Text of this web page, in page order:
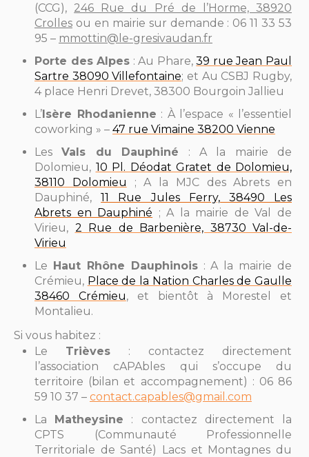
(CCG), 246 Rue du Pré de l’Horme, 38920
Crolles ou en mairie sur demande : 06 11 33 53
95 – mmottin@le-gresivaudan.fr
Porte des Alpes : Au Phare,39 rue Jean Paul
Sartre 38090 Villefontaine; et Au CSBJ Rugby,
4 place Henri Drevet, 38300 Bourgoin Jallieu
L’Isère Rhodanienne : À l’espace « l’essentiel
coworking » – 47 rue Vimaine 38200 Vienne
LesVals du Dauphiné : A la mairie de
Dolomieu, 10 Pl. Déodat Gratet de Dolomieu,
38110 Dolomieu ; A la MJC des Abrets en
Dauphiné,11 Rue Jules Ferry, 38490 Les
Abrets en Dauphiné ; A la mairie de Val de
Virieu, 2 Rue de Barbenière, 38730 Val-de-
Virieu
Le Haut Rhône Dauphinois: A la mairie de
Crémieu, Place de la Nation Charles de Gaulle
38460 Crémieu, et bientôt à Morestel et
Montalieu.
Si vous habitez :
Le Trièves : contactez directement
l’association cAPAbles qui s’occupe du
territoire (bilan et accompagnement) : 06 86
59 10 37 – contact.capables@gmail.com
La Matheysine : contactez directement la
CPTS (Communauté Professionnelle
Territoriale de Santé) Lacs et Montagnes du